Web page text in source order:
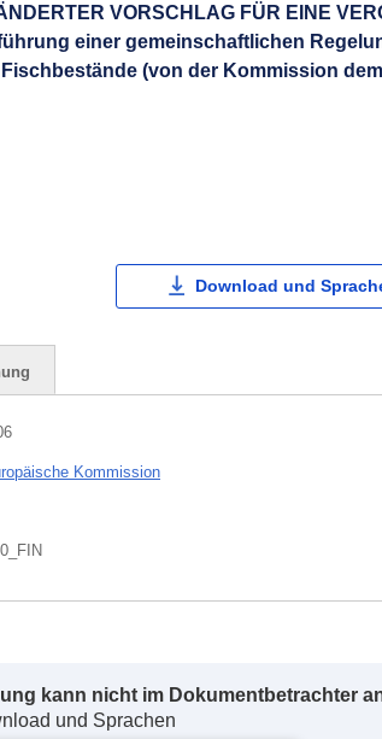
VORSCHLAG FÜR EINE
einer gemeinschaftlichen
(von der Kommission
Download und
Kommission
kann nicht im Dokumentbetrachter
und Sprachen